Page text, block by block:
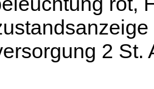
2 St.